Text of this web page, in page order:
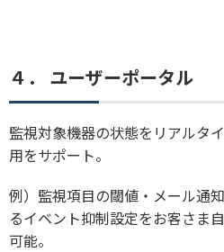
４． ユーザーポータル
監視対象機器の状態をリアルタ
用をサポート。
例）監視項目の閾値・メール通
るイベント抑制設定をお客さま
可能。